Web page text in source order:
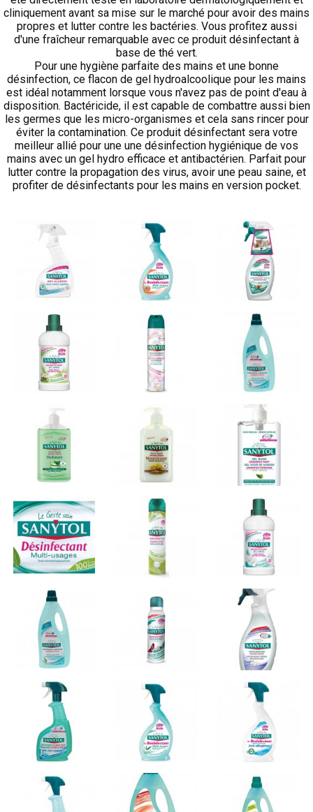
cliniquement avant sa mise sur le marché pour avoir des mains
propres et lutter contre les bactéries. Vous profitez aussi
d'une fraîcheur remarquable avec ce produit désinfectant à
base de thé vert.
Pour une hygiène parfaite des mains et une bonne
désinfection, ce flacon de gel hydroalcoolique pour les mains
est idéal notamment lorsque vous n'avez pas de point d'eau à
disposition. Bactéricide, il est capable de combattre aussi bien
les germes que les micro-organismes et cela sans rincer pour
éviter la contamination. Ce produit désinfectant sera votre
meilleur allié pour une une désinfection hygiénique de vos
mains avec un gel hydro efficace et antibactérien. Parfait pour
lutter contre la propagation des virus, avoir une peau saine, et
profiter de désinfectants pour les mains en version pocket.